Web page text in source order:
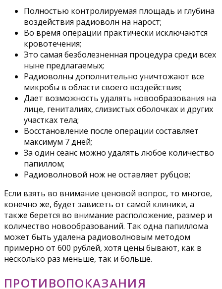
Полностью контролируемая площадь и глубина
воздействия радиоволн на нарост;
Во время операции практически исключаются
кровотечения;
Это самая безболезненная процедура среди всех
ныне предлагаемых;
Радиоволны дополнительно уничтожают все
микробы в области своего воздействия;
Дает возможность удалять новообразования на
лице, гениталиях, слизистых оболочках и других
участках тела;
Восстановление после операции составляет
максимум 7 дней;
За один сеанс можно удалять любое количество
папиллом;
Радиоволновой нож не оставляет рубцов;
Если взять во внимание ценовой вопрос, то многое,
конечно же, будет зависеть от самой клиники, а
также берется во внимание расположение, размер и
количество новообразований. Так одна папиллома
может быть удалена радиоволновым методом
примерно от 600 рублей, хотя цены бывают, как в
несколько раз меньше, так и больше.
ПРОТИВОПОКАЗАНИЯ